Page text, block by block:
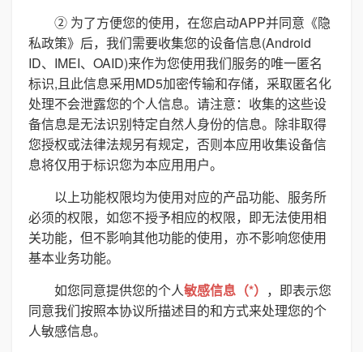
② 为了方便您的使用，在您启动APP并同意《隐
私政策》后，我们需要收集您的设备信息(Android
ID、IMEI、OAID)来作为您使用我们服务的唯一匿名
标识,且此信息采用MD5加密传输和存储，采取匿名化
处理不会泄露您的个人信息。请注意：收集的这些设
备信息是无法识别特定自然人身份的信息。除非取得
您授权或法律法规另有规定，否则本应用收集设备信
息将仅用于标识您为本应用用户。
以上功能权限均为使用对应的产品功能、服务所
必须的权限，如您不授予相应的权限，即无法使用相
关功能，但不影响其他功能的使用，亦不影响您使用
基本业务功能。
如您同意提供您的个人敏感信息（*） ，即表示您
同意我们按照本协议所描述目的和方式来处理您的个
人敏感信息。